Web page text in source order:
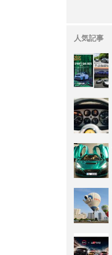
人気記事